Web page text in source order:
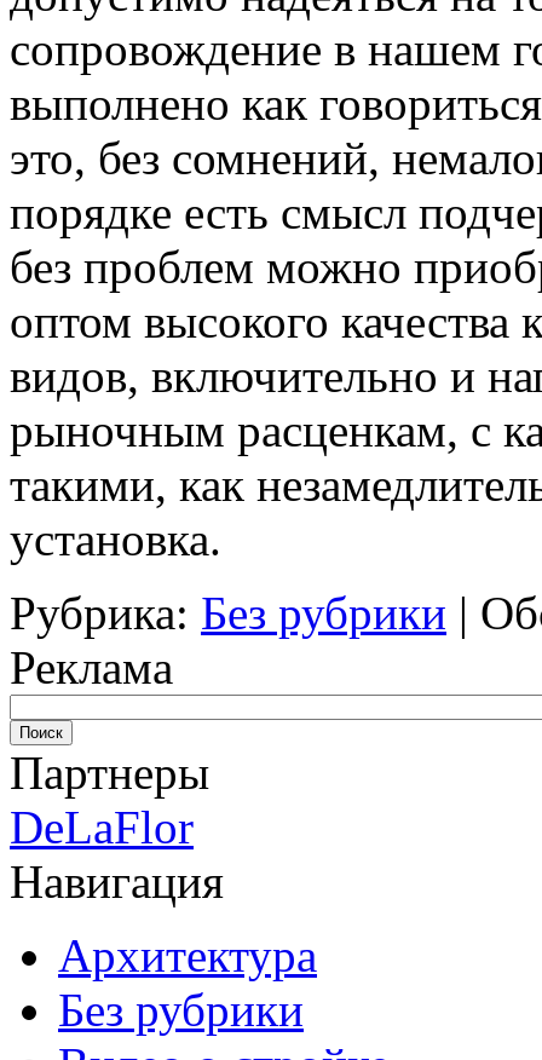
сопровождение в нашем
выполнено как
это, без сомнений,
порядке есть смысл
без проблем можно
оптом высокого
видов, включительно и
рыночным расценкам, с
такими, как
установка.
Рубрика: Без рубрики |
Реклама
Партнеры
DeLaFlor
Навигация
Архитектура
Без рубрики